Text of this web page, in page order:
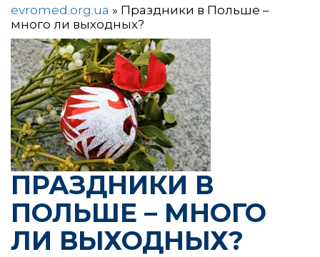
evromed.org.ua » Праздники в Польше –
много ли выходных?
ПРАЗДНИКИ В
ПОЛЬШЕ – МНОГО
ЛИ ВЫХОДНЫХ?